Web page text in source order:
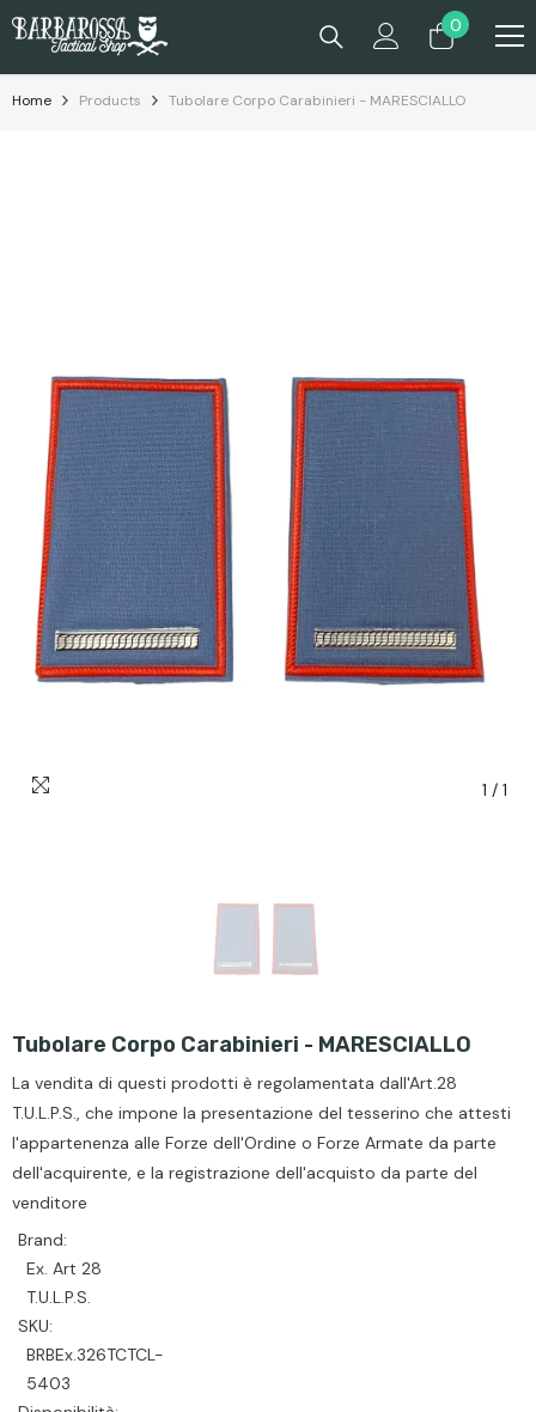
00
prodotti
Home Products Tubolare Corpo Carabinieri - MARESCIALLO
1 / 1
Tubolare Corpo Carabinieri - MARESCIALLO
La vendita di questi prodotti è regolamentata dall'Art.28
T.U.L.P.S., che impone la presentazione del tesserino che attesti
l'appartenenza alle Forze dell'Ordine o Forze Armate da parte
dell'acquirente, e la registrazione dell'acquisto da parte del
venditore
Brand:
Ex. Art 28
T.U.L.P.S.
SKU:
BRBEx.326TCTCL-
5403